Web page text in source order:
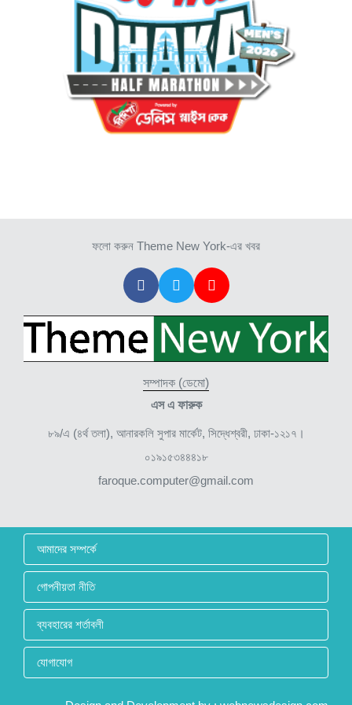
ফলো করুন Theme New York-এর খবর
সম্পাদক (ডেমো)
এস এ ফারুক
৮৯/এ (৪র্থ তলা), আনারকলি সুপার মার্কেট, সিদ্ধেশ্বরী, ঢাকা-১২১৭।
০১৯১৫৩৪৪৪১৮
faroque.computer@gmail.com
আমাদের সম্পর্কে
গোপনীয়তা নীতি
ব্যবহারের শর্তাবলী
যোগাযোগ